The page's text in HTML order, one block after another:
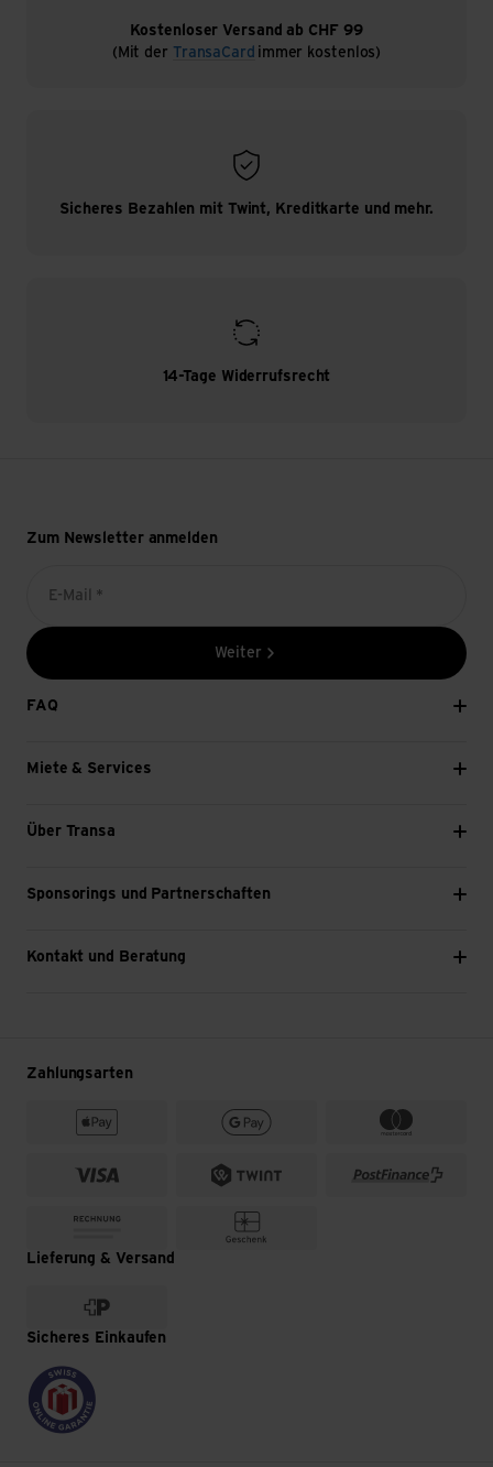
Kostenloser Versand ab CHF 99
(Mit der TransaCard immer kostenlos)
Sicheres Bezahlen mit Twint, Kreditkarte und mehr.
14-Tage Widerrufsrecht
Zum Newsletter anmelden
E-Mail *
Weiter
FAQ
Miete & Services
Über Transa
Sponsorings und Partnerschaften
Kontakt und Beratung
Zahlungsarten
Lieferung & Versand
Sicheres Einkaufen